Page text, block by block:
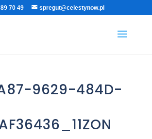
70 49 spregut@celestynow.pl
9629-484D-